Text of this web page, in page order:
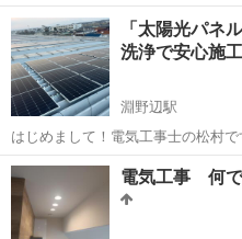
スラ・EV車の 「自宅充電器」取り付けや
で対応 ・見積り無料 ・戸建てOK 「いくらくらい？」 「うち設置でき
る？」 だけで...
東京 町田市 町田駅 電
「太陽光パネ
洗浄で安心施
淵野辺駅
はじめまして！電気工事士の松村です💡 太陽光パネルの汚れ
っていませんか？実は汚れによっ
く、気づかないうちに損している可能性もあ
で、【5〜20％前後の発電効率...
東京 町田市 淵野辺駅 電
電気工事 何で